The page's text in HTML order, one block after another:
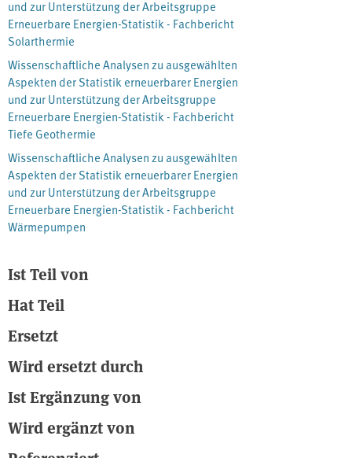
und zur Unterstützung der Arbeitsgruppe
Erneuerbare Energien-Statistik - Fachbericht
Solarthermie
Wissenschaftliche Analysen zu ausgewählten
Aspekten der Statistik erneuerbarer Energien
und zur Unterstützung der Arbeitsgruppe
Erneuerbare Energien-Statistik - Fachbericht
Tiefe Geothermie
Wissenschaftliche Analysen zu ausgewählten
Aspekten der Statistik erneuerbarer Energien
und zur Unterstützung der Arbeitsgruppe
Erneuerbare Energien-Statistik - Fachbericht
Wärmepumpen
Ist Teil von
Hat Teil
Ersetzt
Wird ersetzt durch
Ist Ergänzung von
Wird ergänzt von